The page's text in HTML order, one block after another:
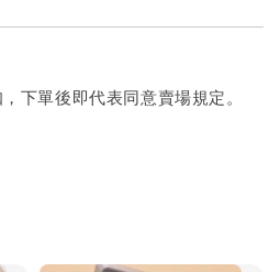
下單後即代表同意賣場規定。